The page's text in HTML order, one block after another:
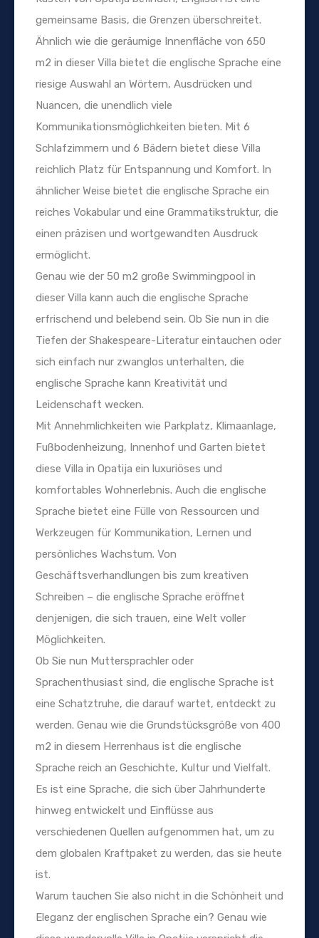
gemeinsame Basis, die Grenzen überschreitet.
Ähnlich wie die geräumige Innenfläche von 650
m2 in dieser Villa bietet die englische Sprache eine
riesige Auswahl an Wörtern, Ausdrücken und
Nuancen, die unendlich viele
Kommunikationsmöglichkeiten bieten. Mit 6
Schlafzimmern und 6 Bädern bietet diese Villa
reichlich Platz für Entspannung und Komfort. In
ähnlicher Weise bietet die englische Sprache ein
reiches Vokabular und eine Grammatikstruktur, die
einen präzisen und wortgewandten Ausdruck
ermöglicht.
Genau wie der 50 m2 große Swimmingpool in
dieser Villa kann auch die englische Sprache
erfrischend und belebend sein. Ob Sie nun in die
Tiefen der Shakespeare-Literatur eintauchen oder
sich einfach nur zwanglos unterhalten, die
englische Sprache kann Kreativität und
Leidenschaft wecken.
Mit Annehmlichkeiten wie Parkplatz, Klimaanlage,
Fußbodenheizung, Innenhof und Garten bietet
diese Villa in Opatija ein luxuriöses und
komfortables Wohnerlebnis. Auch die englische
Sprache bietet eine Fülle von Ressourcen und
Werkzeugen für Kommunikation, Lernen und
persönliches Wachstum. Von
Geschäftsverhandlungen bis zum kreativen
Schreiben – die englische Sprache eröffnet
denjenigen, die sich trauen, eine Welt voller
Möglichkeiten.
Ob Sie nun Muttersprachler oder
Sprachenthusiast sind, die englische Sprache ist
eine Schatztruhe, die darauf wartet, entdeckt zu
werden. Genau wie die Grundstücksgröße von 400
m2 in diesem Herrenhaus ist die englische
Sprache reich an Geschichte, Kultur und Vielfalt.
Es ist eine Sprache, die sich über Jahrhunderte
hinweg entwickelt und Einflüsse aus
verschiedenen Quellen aufgenommen hat, um zu
dem globalen Kraftpaket zu werden, das sie heute
ist.
Warum tauchen Sie also nicht in die Schönheit und
Eleganz der englischen Sprache ein? Genau wie